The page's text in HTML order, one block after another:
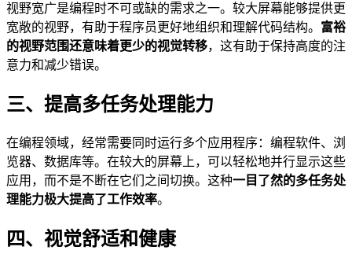
视野宽广是编程时不可或缺的需求之一。较大屏幕能够提供更
宽敞的视野，有助于程序员更好地组织和理解代码结构。 富裕
的视野范围还意味着更少的视觉转移，这有助于保持高度的注
意力和减少错误。
三、提高多任务处理能力
在编程领域，经常需要同时运行多个应用程序：编程软件、浏
览器、数据库等。在较大的屏幕上，可以轻松地并行显示这些
应用，而不是不断在它们之间切换。这种一目了然的多任务处
理能力极大提高了工作效率。
四、视觉舒适和健康